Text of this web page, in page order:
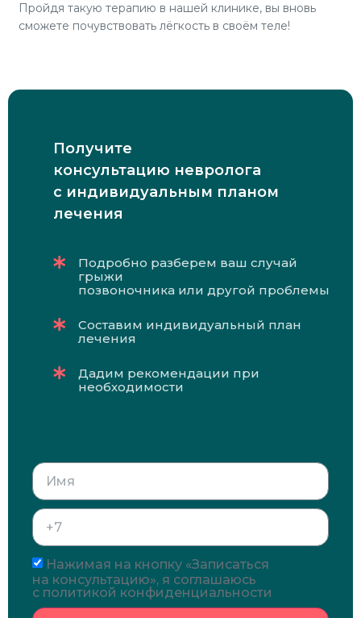
Пройдя такую терапию в нашей клинике, вы вновь
сможете почувствовать лёгкость в своём теле!
Получите
консультацию невролога
с индивидуальным планом
лечения
Подробно разберем ваш случай
грыжи
позвоночника или другой проблемы
Составим индивидуальный план
лечения
Дадим рекомендации при
необходимости
Нажимая на кнопку «Записаться
на консультацию», я соглашаюсь
с политикой конфиденциальности